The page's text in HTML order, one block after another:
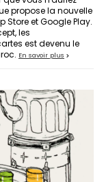
propose la nouvelle
Store et Google Play.
les
est devenu le
En savoir plus